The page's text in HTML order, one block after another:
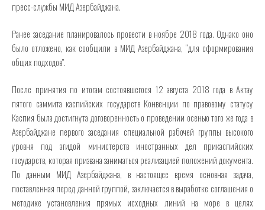
пресс-службы МИД Азербайджана.
Ранее заседание планировалось провести в ноябре 2018 года. Однако оно
было отложено, как сообщили в МИД Азербайджана, “для сформирования
общих подходов”.
После принятия по итогам состоявшегося 12 августа 2018 года в Актау
пятого саммита каспийских государств Конвенции по правовому статусу
Каспия была достигнута договоренность о проведении осенью того же года в
Азербайджане первого заседания специальной рабочей группы высокого
уровня под эгидой министерств иностранных дел прикаспийских
государств, которая призвана заниматься реализацией положений документа.
По данным МИД Азербайджана, в настоящее время основная задача,
поставленная перед данной группой, заключается в выработке соглашения о
методике установления прямых исходных линий на море в целях